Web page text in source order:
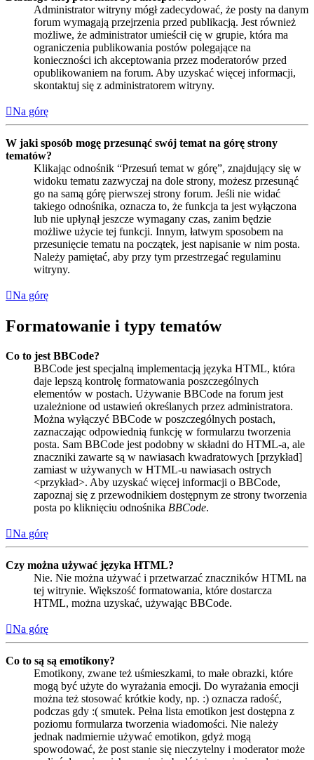
Administrator witryny mógł zadecydować, że posty na danym
forum wymagają przejrzenia przed publikacją. Jest również
możliwe, że administrator umieścił cię w grupie, która ma
ograniczenia publikowania postów polegające na
konieczności ich akceptowania przez moderatorów przed
opublikowaniem na forum. Aby uzyskać więcej informacji,
skontaktuj się z administratorem witryny.
Na górę
W jaki sposób mogę przesunąć swój temat na górę strony
tematów?
Klikając odnośnik “Przesuń temat w górę”, znajdujący się w
widoku tematu zazwyczaj na dole strony, możesz przesunąć
go na samą górę pierwszej strony forum. Jeśli nie widać
takiego odnośnika, oznacza to, że funkcja ta jest wyłączona
lub nie upłynął jeszcze wymagany czas, zanim będzie
możliwe użycie tej funkcji. Innym, łatwym sposobem na
przesunięcie tematu na początek, jest napisanie w nim posta.
Należy pamiętać, aby przy tym przestrzegać regulaminu
witryny.
Na górę
Formatowanie i typy tematów
Co to jest BBCode?
BBCode jest specjalną implementacją języka HTML, która
daje lepszą kontrolę formatowania poszczególnych
elementów w postach. Używanie BBCode na forum jest
uzależnione od ustawień określanych przez administratora.
Można wyłączyć BBCode w poszczególnych postach,
zaznaczając odpowiednią funkcję w formularzu tworzenia
posta. Sam BBCode jest podobny w składni do HTML-a, ale
znaczniki zawarte są w nawiasach kwadratowych [przykład]
zamiast w używanych w HTML-u nawiasach ostrych
<przykład>. Aby uzyskać więcej informacji o BBCode,
zapoznaj się z przewodnikiem dostępnym ze strony tworzenia
posta po kliknięciu odnośnika BBCode.
Na górę
Czy można używać języka HTML?
Nie. Nie można używać i przetwarzać znaczników HTML na
tej witrynie. Większość formatowania, które dostarcza
HTML, można uzyskać, używając BBCode.
Na górę
Co to są są emotikony?
Emotikony, zwane też uśmieszkami, to małe obrazki, które
mogą być użyte do wyrażania emocji. Do wyrażania emocji
można też stosować krótkie kody, np. :) oznacza radość,
podczas gdy :( smutek. Pełna lista emotikon jest dostępna z
poziomu formularza tworzenia wiadomości. Nie należy
jednak nadmiernie używać emotikon, gdyż mogą
spowodować, że post stanie się nieczytelny i moderator może